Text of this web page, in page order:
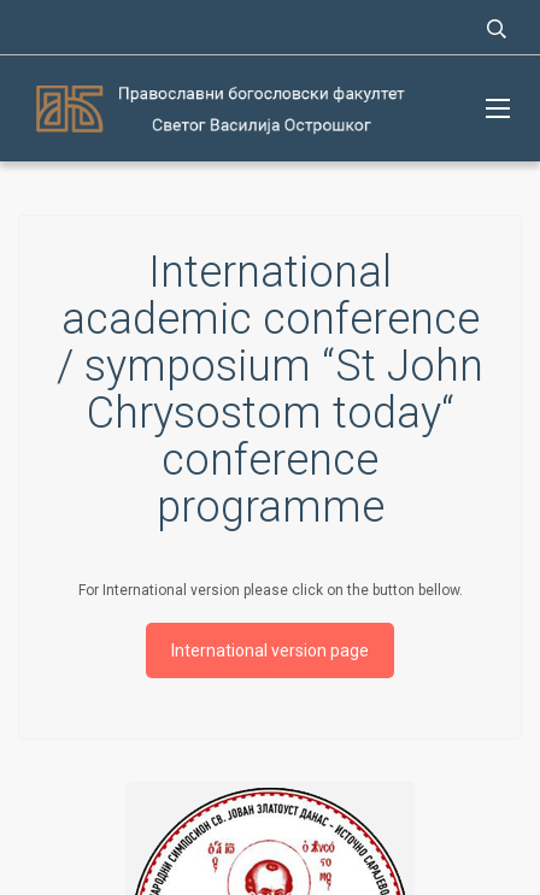
International
academic conference
/ symposium “St John
Chrysostom today“
conference
programme
For International version please click on the button bellow.
International version page